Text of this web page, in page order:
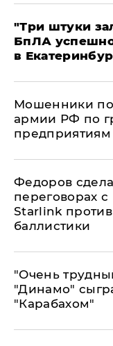
"Три штуки
БпЛА
в
Мошенники
армии РФ по
Федоров
переговорах
Starlink
баллистики
"Очень
"Динамо"
"Карабахом"